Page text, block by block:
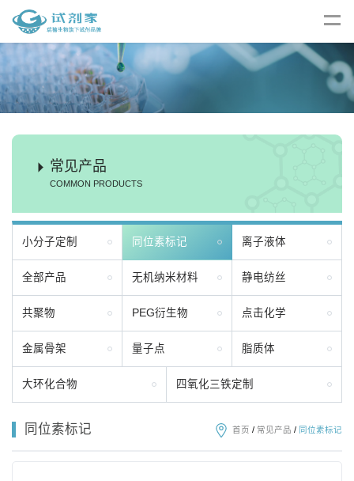
常见产品
COMMON PRODUCTS
小分子定制 同位素标记 离子液体
全部产品 无机纳米材料 静电纺丝
共聚物 PEG衍生物 点击化学
金属骨架 量子点 脂质体
大环化合物 四氧化三铁定制
同位素标记 首页 / 常见产品 / 同位素标记